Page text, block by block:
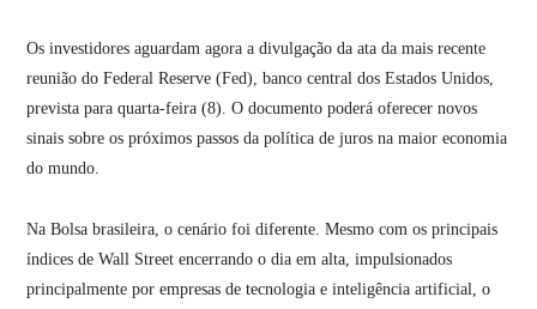
Os investidores aguardam agora a divulgação da ata da mais recente
reunião do Federal Reserve (Fed), banco central dos Estados Unidos,
prevista para quarta-feira (8). O documento poderá oferecer novos
sinais sobre os próximos passos da política de juros na maior economia
do mundo.
Na Bolsa brasileira, o cenário foi diferente. Mesmo com os principais
índices de Wall Street encerrando o dia em alta, impulsionados
principalmente por empresas de tecnologia e inteligência artificial, o